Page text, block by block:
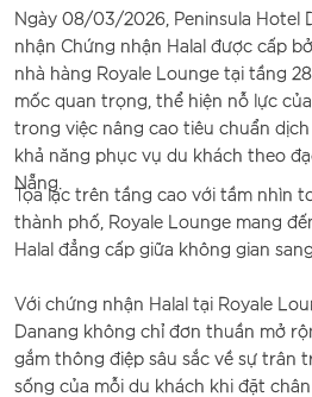
Ngày 08/03/2026, Peninsula Hotel
nhận Chứng nhận Halal được cấp
nhà hàng Royale Lounge tại tầng
mốc quan trọng, thể hiện nỗ lực
trong việc nâng cao tiêu chuẩn
khả năng phục vụ du khách theo
Nẵng.
Tọa lạc trên tầng cao với tầm nhìn
thành phố, Royale Lounge mang
Halal đẳng cấp giữa không gian
Với chứng nhận Halal tại Royale
Danang không chỉ đơn thuần mở
gắm thông điệp sâu sắc về sự trân
sống của mỗi du khách khi đặt